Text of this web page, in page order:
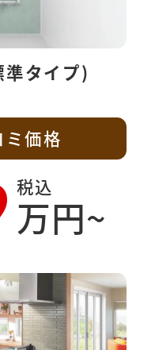
タイプ)
価格
税込
万円~